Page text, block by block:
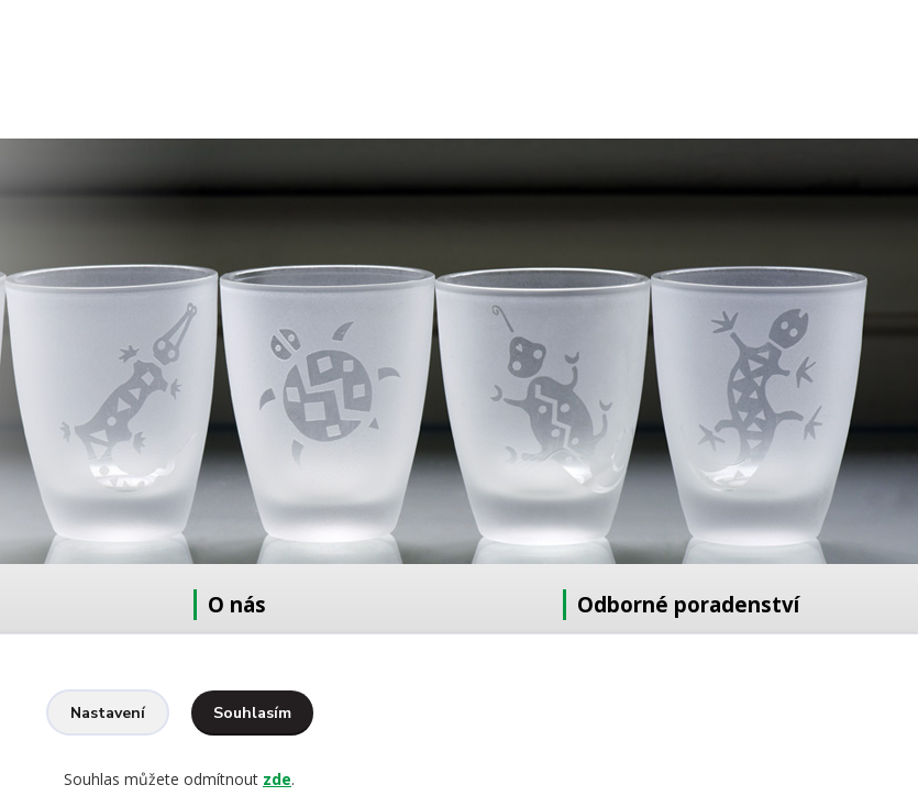
O nás
Kontakty
Ochrana osobních údajů
Odborné poradenství
Nastavení Souhlasím
Souhlas můžete odmítnout zde.